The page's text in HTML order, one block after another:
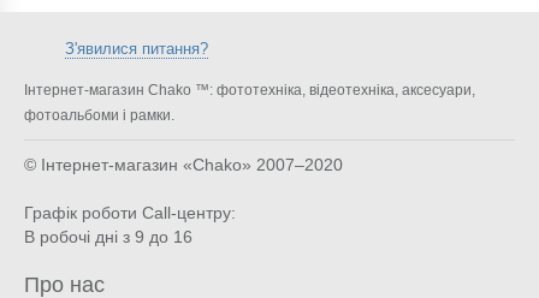
З'явилися питання?
Інтернет-магазин Chako ™: фототехніка, відеотехніка, аксесуари,
фотоальбоми і рамки.
© Інтернет-магазин «Chako» 2007–2020
Графік роботи Call-центру:
В робочі дні з 9 до 16
Про нас